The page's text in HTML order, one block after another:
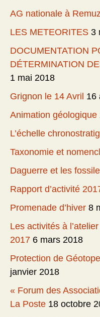
AG nationale à
LES METEORITES 3
DOCUMENTATION
DÉTERMINATION
1 mai 2018
Grignon le 14 Avril 16
Animation géologique
L’échelle
Taxonomie et
Daguerre et les
Rapport d’activité
Promenade d’hiver 8
Les activités à
2017 6 mars 2018
Protection de
janvier 2018
« Forum des
La Poste 18 octobre